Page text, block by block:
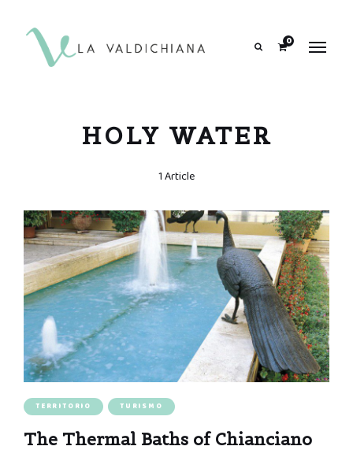
0
HOLY WATER
1 Article
TERRITORIO TURISMO
The Thermal Baths of Chianciano